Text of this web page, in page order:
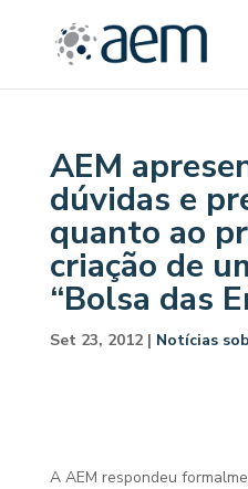
AEM
dúvidas e
quanto ao
criação de
“Bolsa das
Set 23, 2012| Notícias
A AEM respondeu